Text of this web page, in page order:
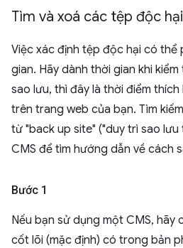
Tìm và xoá các tệp độc
Việc xác định tệp độc hại có
gian. Hãy dành thời gian khi
sao lưu, thì đây là thời điểm
trên trang web của bạn. Tìm
từ "back up site" ("duy trì sao
CMS để tìm hướng dẫn về cách
Bước 1
Nếu bạn sử dụng một CMS, hãy
cốt lõi (mặc định) có trong bản